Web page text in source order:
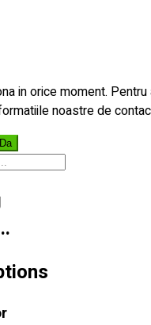
in orice moment.
noastre de